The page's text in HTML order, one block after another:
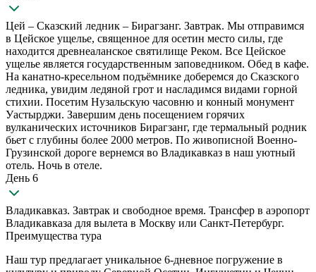
Цей – Сказский ледник – Бирагзанг. Завтрак. Мы отправимся
в Цейское ущелье, священное для осетин место силы, где
находится древнеаланское святилище Реком. Все Цейское
ущелье является государственным заповедником. Обед в кафе.
На канатно-кресельном подъёмнике доберемся до Сказского
ледника, увидим ледяной грот и насладимся видами горной
стихии. Посетим Нузальскую часовню и конный монумент
Уастырджи. Завершим день посещением горячих
вулканических источников Бирагзанг, где термальный родник
бьет с глубины более 2000 метров. По живописной Военно-
Грузинской дороге вернемся во Владикавказ в наш уютный
отель. Ночь в отеле.
День 6
Владикавказ. Завтрак и свободное время. Трансфер в аэропорт
Владикавказа для вылета в Москву или Санкт-Петербург.
Преимущества тура
Наш тур предлагает уникальное 6-дневное погружение в